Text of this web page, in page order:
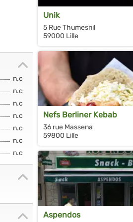
n.c
n.c
n.c
n.c
n.c
n.c
n.c
Unik
5 Rue Thumesnil
59000 Lille
Nefs Berliner Kebab
36 rue Massena
59800 Lille
Aspendos